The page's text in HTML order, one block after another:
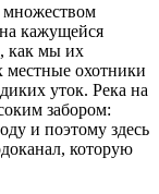
множеством
кажущейся
как мы их
местные охотники
уток. Река на
забором:
и поэтому здесь
которую